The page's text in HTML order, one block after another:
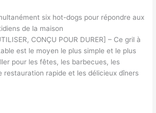
six hot-dogs pour répondre aux
de la maison
CONÇU POUR DURER] – Ce gril à
est le moyen le plus simple et le plus
pour les fêtes, les barbecues, les
restauration rapide et les délicieux dîners